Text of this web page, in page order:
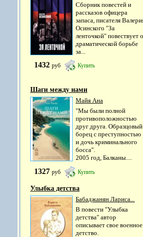
Сборник повестей и
рассказов офицера
запаса, писателя
Осинского "За
ленточкой" повествует о
драматической борьбе
за...
1432 руб Купить
Шаги между нами
Майя Ана
"Мы были полной
противоположностью
друг друга. Образцовый
борец с преступностью
и дочь криминального
босса".
2005 год, Балканы....
1327 руб Купить
Улыбка детства
Бабаджанян Лариса...
В повести "Улыбка
детства" автор
описывает свое военное
детство.